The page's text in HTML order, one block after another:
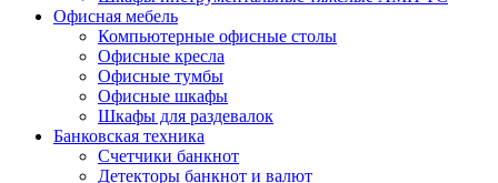
Офисная мебель
Компьютерные офисные столы
Офисные кресла
Офисные тумбы
Офисные шкафы
Шкафы для раздевалок
Банковская техника
Счетчики банкнот
Детекторы банкнот и валют